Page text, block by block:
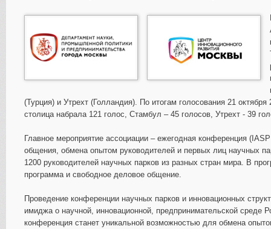
(Турция) и Утрехт (Голландия). По итогам голосования 21
столица набрала 121 голос, Стамбул – 45 голосов, Утрехт - 39
Главное мероприятие ассоциации – ежегодная конференция
общения, обмена опытом руководителей и первых лиц научных
1200 руководителей научных парков из разных стран мира. В
программа и свободное деловое общение.
Проведение конференции научных парков и инновационных
имиджа о научной, инновационной, предпринимательской среде
конференция станет уникальной возможностью для обмена